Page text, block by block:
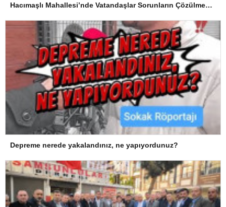
Hacımaşlı Mahallesi’nde Vatandaşlar Sorunların Çözülmesini Bekliyor
Depreme nerede yakalandınız, ne yapıyordunuz?